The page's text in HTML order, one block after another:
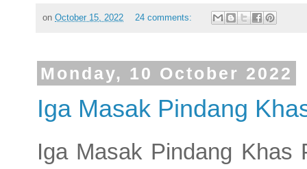
on October 15, 2022 24 comments:
Monday, 10 October 2022
Iga Masak Pindang
Iga Masak Pindang Khas